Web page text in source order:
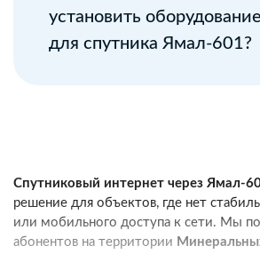
установить оборудование
для спутника Ямал-601?
Спутниковый интернет через Ямал-
решение для объектов, где нет
или мобильного доступа к сети. Мы
абонентов на территории